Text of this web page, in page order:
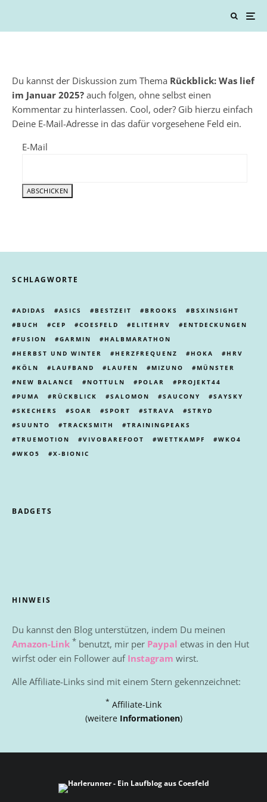
Du kannst der Diskussion zum Thema Rückblick: Was lief
im Januar 2025? auch folgen, ohne selbst einen
Kommentar zu hinterlassen. Cool, oder? Gib hierzu einfach
Deine E-Mail-Adresse in das dafür vorgesehene Feld ein.
E-Mail
SCHLAGWORTE
ADIDAS ASICS BESTZEIT BROOKS
BSXINSIGHT
BUCH
CEP COESFELD ELITEHRV
ENTDECKUNGEN
FUSION
GARMIN
HALBMARATHON
HERBST UND WINTER
HERZFREQUENZ HOKA
HRV
KÖLN
LAUFBAND LAUFEN MIZUNO
MÜNSTER
NEW BALANCE
NOTTULN POLAR
PROJEKT44
PUMA
RÜCKBLICK SALOMON SAUCONY
SAYSKY
SKECHERS
SOAR SPORT STRAVA
STRYD
SUUNTO
TRACKSMITH
TRAININGPEAKS
TRUEMOTION
VIVOBAREFOOT WETTKAMPF
WKO4
WKO5
X-BIONIC
BADGETS
HINWEIS
Du kannst den Blog unterstützen, indem Du meinen
Amazon-Link * benutzt, mir per Paypal etwas in den Hut
wirfst oder ein Follower auf Instagram wirst.
Alle Affiliate-Links sind mit einem Stern gekennzeichnet:
* Affiliate-Link
(weitere Informationen)